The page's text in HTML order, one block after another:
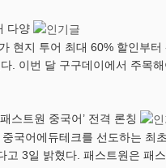
다양
현지 투어 최대 60% 할인부
. 이번 달 구구데이에서 주목
스트원 중국어’ 전격 론칭
국어에듀테크를 선도하는
고 3일 밝혔다. 패스트원은 패